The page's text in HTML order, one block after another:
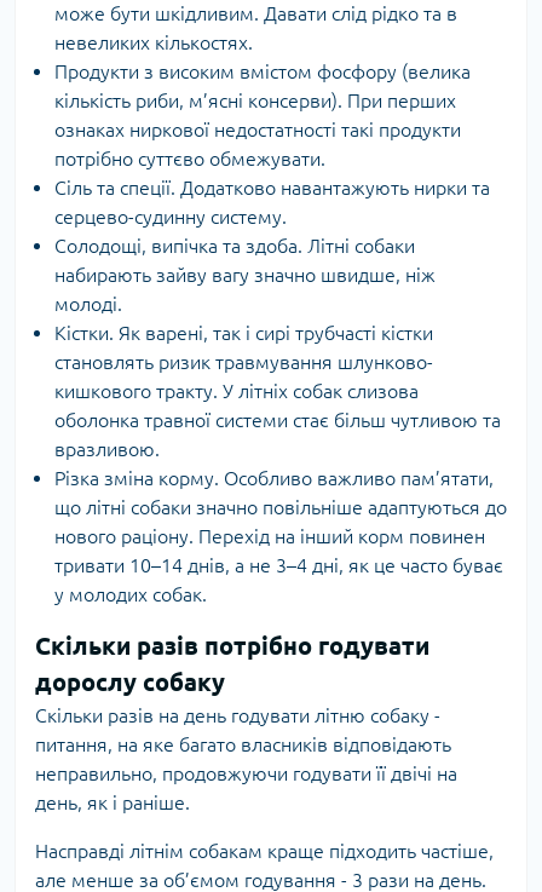
може бути шкідливим. Давати слід рідко та в
невеликих кількостях.
Продукти з високим вмістом фосфору (велика
кількість риби, м’ясні консерви). При перших
ознаках ниркової недостатності такі продукти
потрібно суттєво обмежувати.
Сіль та спеції. Додатково навантажують нирки та
серцево-судинну систему.
Солодощі, випічка та здоба. Літні собаки
набирають зайву вагу значно швидше, ніж
молоді.
Кістки. Як варені, так і сирі трубчасті кістки
становлять ризик травмування шлунково-
кишкового тракту. У літніх собак слизова
оболонка травної системи стає більш чутливою та
вразливою.
Різка зміна корму. Особливо важливо пам’ятати,
що літні собаки значно повільніше адаптуються до
нового раціону. Перехід на інший корм повинен
тривати 10–14 днів, а не 3–4 дні, як це часто буває
у молодих собак.
Скільки разів потрібно годувати
дорослу собаку
Скільки разів на день годувати літню собаку -
питання, на яке багато власників відповідають
неправильно, продовжуючи годувати її двічі на
день, як і раніше.
Насправді літнім собакам краще підходить частіше,
але менше за об’ємом годування - 3 рази на день.